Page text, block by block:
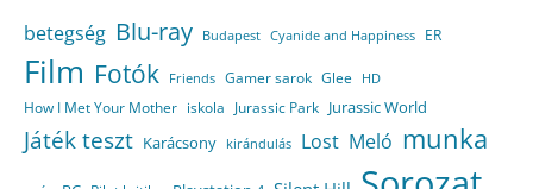
betegség Blu-ray Budapest Cyanide and Happiness ER
Film Fotók Friends Gamer sarok Glee HD
How I Met Your Mother iskola Jurassic Park Jurassic World
Játék teszt Karácsony kirándulás Lost Meló munka